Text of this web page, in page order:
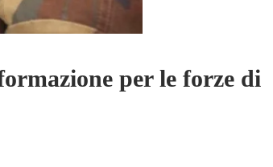
per le forze di